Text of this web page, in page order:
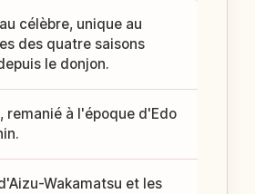
célèbre, unique au
des quatre saisons
le donjon.
remanié à l'époque d'Edo
Wakamatsu et les